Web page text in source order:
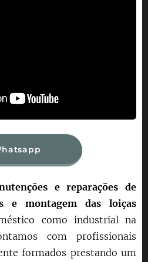
e reparações de
e montagem das loiças
como industrial na
com profissionais
formados prestando um